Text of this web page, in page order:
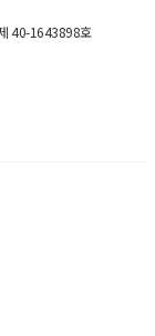
40-1643898호